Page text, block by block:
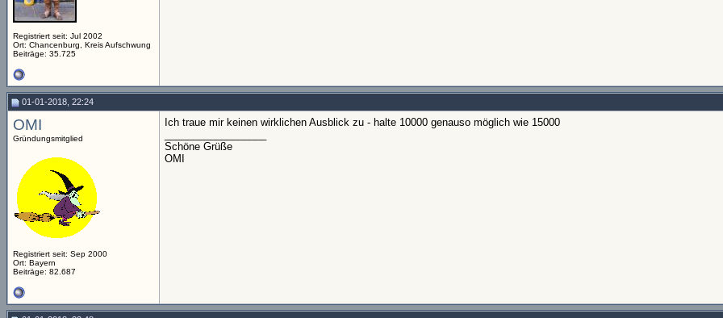
Registriert seit: Jul 2002
Ort: Chancenburg, Kreis Aufschwung
Beiträge: 35.725
01-01-2018, 22:24
OMI
Gründungsmitglied
Registriert seit: Sep 2000
Ort: Bayern
Beiträge: 82.687
Ich traue mir keinen wirklichen Ausblick zu - halte 10000 genauso möglich wie 15000
Schöne Grüße
OMI